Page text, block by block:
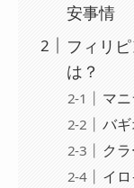
安事情
フィリ
は？
マニ
バ
ク
イ